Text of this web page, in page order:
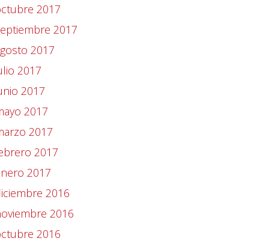
2017
2017
2017
2017
2017
2017
2017
2017
2017
2016
2016
2016